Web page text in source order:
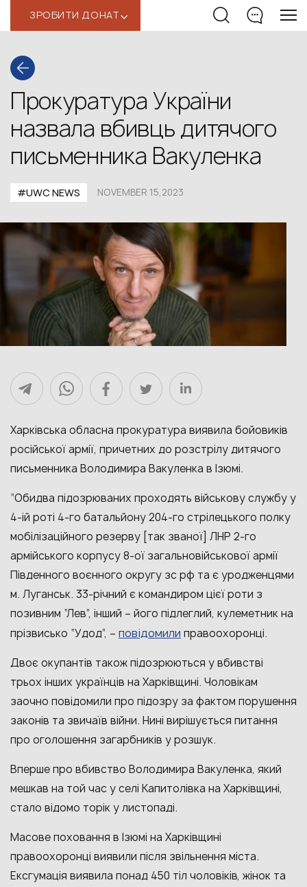
ЗРОБИТИ ДОНАТ‹
Прокуратура України
назвала вбивць дитячого
письменника Вакуленка
#UWС NEWS NOVEMBER 15,2023
Харківська обласна прокуратура виявила бойовиків
російської армії, причетних до розстрілу дитячого
письменника Володимира Вакуленка в Ізюмі.
“Обидва підозрюваних проходять військову службу у
4-ій роті 4-го батальйону 204-го стрілецького полку
мобілізаційного резерву [так званої] ЛНР 2-го
армійського корпусу 8-ої загальновійськової армії
Південного воєнного округу зс рф та є уродженцями
м. Луганськ. 33-річний є командиром цієї роти з
позивним “Лев”, інший – його підлеглий, кулеметник на
прізвисько “Удод”, – повідомили правоохоронці.
Двоє окупантів також підозрюються у вбивстві
трьох інших українців на Харківщині. Чоловікам
заочно повідомили про підозру за фактом порушення
законів та звичаїв війни. Нині вирішується питання
про оголошення загарбників у розшук.
Вперше про вбивство Володимира Вакуленка, який
мешкав на той час у селі Капитолівка на Харківщині,
стало відомо торік у листопаді.
Масове поховання в Ізюмі на Харківщині
правоохоронці виявили після звільнення міста.
Ексгумація виявила понад 450 тіл чоловіків, жінок та